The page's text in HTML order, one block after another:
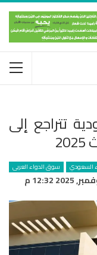
تتراجع إلى
السعودي سوق الدواء العربى